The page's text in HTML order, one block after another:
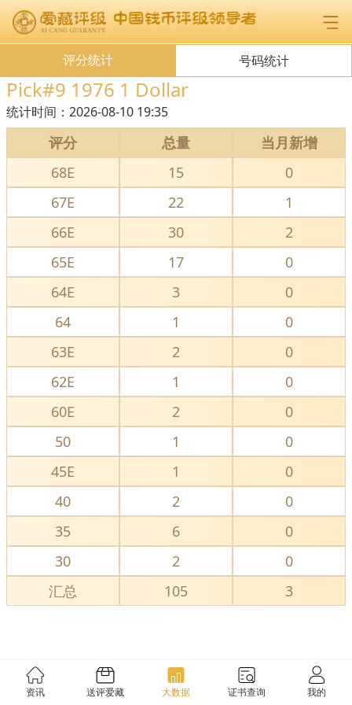
评分统计 号码统计
Pick#9 1976 1 Dollar
统计时间： 2026-08-10 19:35
评分 总量
当月新增
68E
15
0
67E
22
1
66E
30
2
65E
17
0
64E
3
0
64
1
0
63E
2
0
62E
1
0
60E
2
0
50
1
0
45E
1
0
40
2
0
35
6
0
30
2
0
汇总
105 3
资讯 送评爱藏 大数据 证书查询 我的